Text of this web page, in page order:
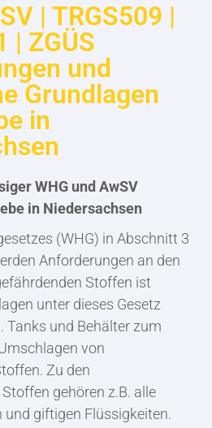
| TRGS509 |
| ZGÜS
und
Grundlagen
in
WHG und AwSV
in Niedersachsen
(WHG) in Abschnitt 3
Anforderungen an den
Stoffen ist
unter dieses Gesetz
Tanks und Behälter zum
von
Zu den
gehören z.B. alle
und giftigen Flüssigkeiten.